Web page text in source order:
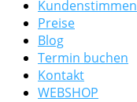
Kundenstimmen
Preise
Blog
Termin buchen
Kontakt
WEBSHOP